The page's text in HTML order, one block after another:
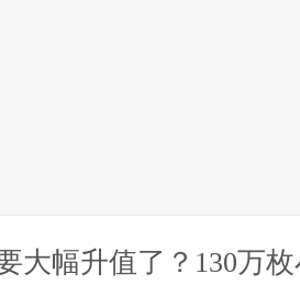
大幅升值了？130万